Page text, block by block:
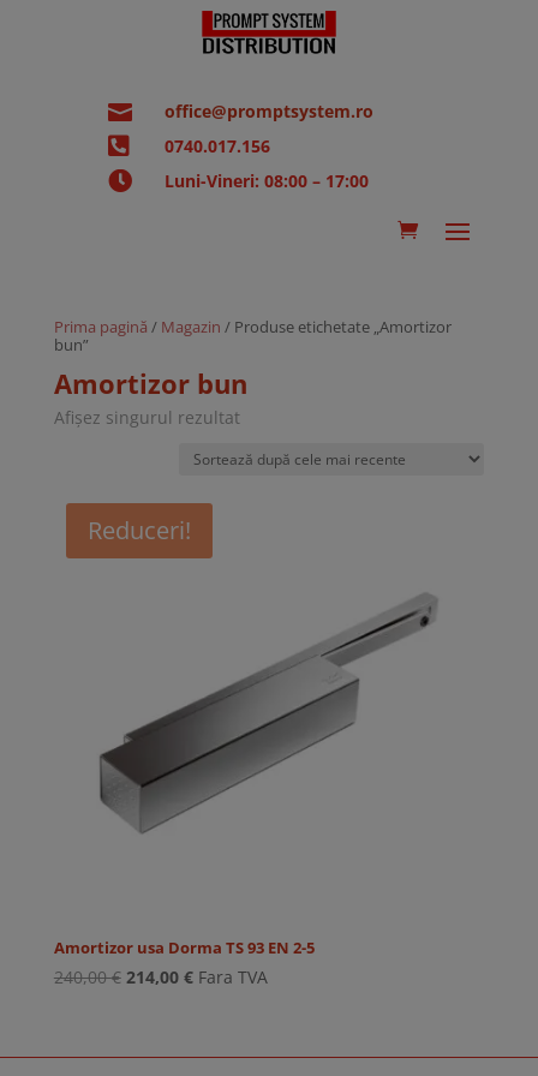
 office@promptsystem.ro
 0740.017.156
 Luni-Vineri: 08:00 – 17:00
Prima pagină / Magazin / Produse etichetate „Amortizor
bun”
Amortizor bun
Afișez singurul rezultat
Reduceri!
Amortizor usa Dorma TS 93 EN 2-5
240,00€ Prețul
fost:
214,00 €Prețul
214,00 €.
Fara TVA